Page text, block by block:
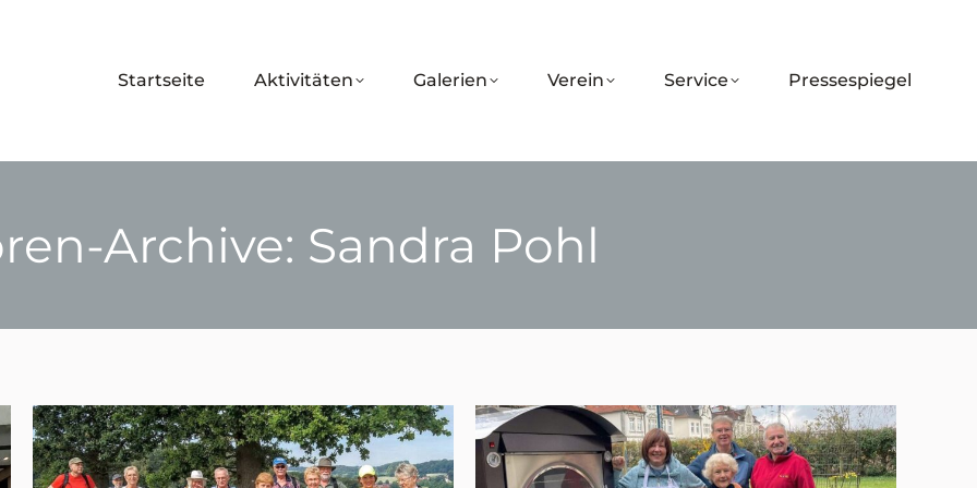
Startseite Aktivitäten Galerien Verein Service Pressespiegel
Archive: Sandra Pohl